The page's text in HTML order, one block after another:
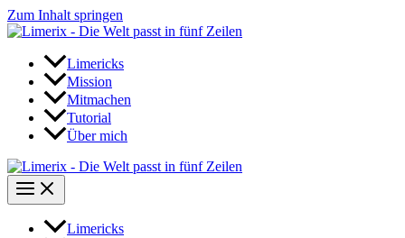
Zum Inhalt springen
Limericks
Mission
Mitmachen
Tutorial
Über mich
Limericks